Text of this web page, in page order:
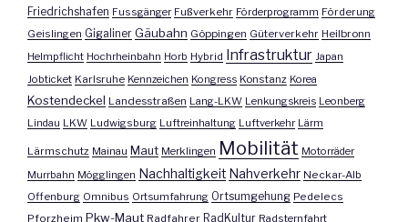
Friedrichshafen Fussgänger Fußverkehr Förderprogramm Förderung
Geislingen Gigaliner Gäubahn Göppingen Güterverkehr Heilbronn
Helmpflicht Hochrheinbahn Horb Hybrid Infrastruktur Japan
Jobticket Karlsruhe Kennzeichen Kongress Konstanz Korea
Kostendeckel Landesstraßen Lang-LKW Lenkungskreis Leonberg
Lindau LKW Ludwigsburg Luftreinhaltung Luftverkehr Lärm
Lärmschutz Mainau Maut Merklingen Mobilität Motorräder
Murrbahn Mögglingen Nachhaltigkeit Nahverkehr Neckar-Alb
Offenburg Omnibus Ortsumfahrung Ortsumgehung Pedelecs
Pforzheim Pkw-Maut Radfahrer RadKultur Radsternfahrt